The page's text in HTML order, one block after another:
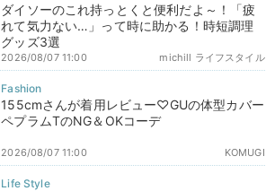
ダイソーのこれ持っとくと便利だよ～！「疲
れて気力ない…」って時に助かる！時短調理
グッズ3選
michill ライフスタイル
2026/08/07 11:00
155cmさんが着用レビュー♡GUの体型カバー
ペプラムTのNG＆OKコーデ
KOMUGI
2026/08/07 11:00